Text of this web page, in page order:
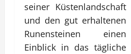
seiner Küstenlandschaft
und den gut erhaltenen
Runensteinen einen
Einblick in das tägliche